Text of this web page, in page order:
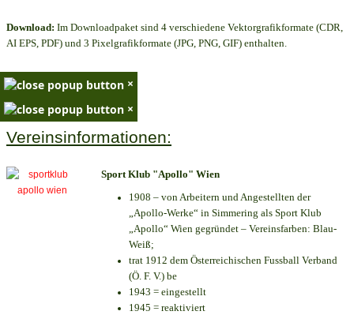
Download: Im Downloadpaket sind 4 verschiedene Vektorgrafikformate (CDR,
AI EPS, PDF) und 3 Pixelgrafikformate (JPG, PNG, GIF) enthalten.
×
×
Vereinsinformationen:
Sport Klub "Apollo" Wien
1908 – von Arbeitern und Angestellten der
„Apollo-Werke“ in Simmering als Sport Klub
„Apollo“ Wien gegründet – Vereinsfarben: Blau-
Weiß;
trat 1912 dem Österreichischen Fussball Verband
(Ö. F. V.) be
1943 = eingestellt
1945 = reaktiviert